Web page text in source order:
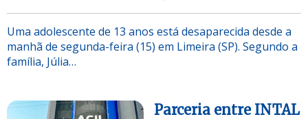
Uma adolescente de 13 anos está desaparecida desde a
manhã de segunda-feira (15) em Limeira (SP). Segundo a
família, Júlia…
Parceria entre INTAL